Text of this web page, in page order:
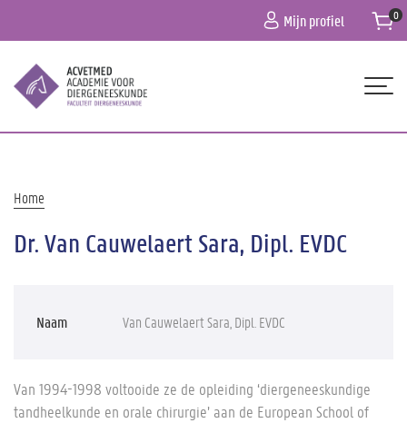
inhoud
Mijn profiel
OVER ONS
Kruimelpad
Home
Dr. Van Cauwelaert Sara, Dipl. EVDC
Naam Van Cauwelaert Sara, Dipl. EVDC
Van 1994-1998 voltooide ze de opleiding ‘diergeneeskundige
tandheelkunde en orale chirurgie’ aan de European School of